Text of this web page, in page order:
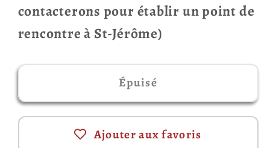
contacterons pour établir un point de
rencontre à St-Jérôme)
Épuisé
Ajouter aux favoris